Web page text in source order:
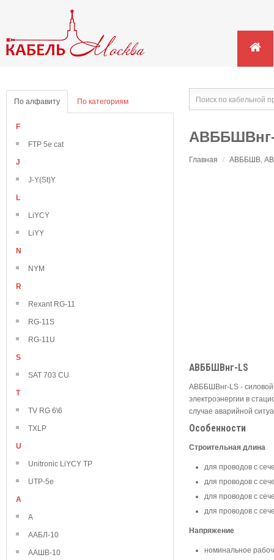
По алфавиту По категориям
F
FTP 5e cat
J
J-Y(St)Y
L
LiYCY
LiYY
N
NYM
R
Rexant RG-11
RG-11S
RG-11U
S
SAT 703 CU
T
TV RG 6\6
TXLP
U
Unitronic LiYCY TP
UTP-5e
А
А
ААБЛ-10
ААШВ-10
Главная / АВББШВ,
АВББШВнг-LS
АВББШВнг-LS - силовой
электроэнергии в
случае аварийной
Особенности
Строительная длина
для проводов с
для проводов с
для проводов с
для проводов с
Напряжение
номинальное